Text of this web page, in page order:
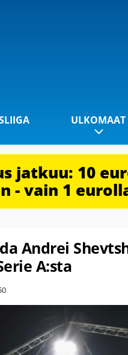
ULKOMAAT
jatkuu: 10
- vain 1
Andrei
A:sta